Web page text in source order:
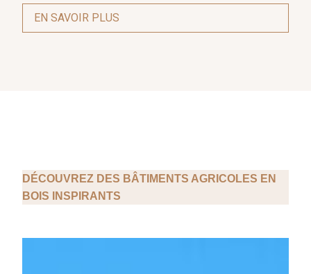
EN SAVOIR PLUS
DÉCOUVREZ DES BÂTIMENTS AGRICOLES EN
BOIS INSPIRANTS